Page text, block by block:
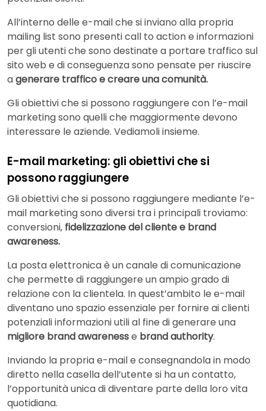
All’interno delle e-mail che si inviano alla propria
mailing list sono presenti call to action e informazioni
per gli utenti che sono destinate a portare traffico sul
sito web e di conseguenza sono pensate per riuscire
agenerare traffico e creare una comunità.
Gli obiettivi che si possono raggiungere con l’e-mail
marketing sono quelli che maggiormente devono
interessare le aziende. Vediamoli insieme.
E-mail marketing: gli obiettivi che si
possono raggiungere
Gli obiettivi che si possono raggiungere mediante l’e-
mail marketing sono diversi tra i principali troviamo:
conversioni, fidelizzazione del cliente e brand
awareness.
La posta elettronica è un canale di comunicazione
che permette di raggiungere un ampio grado di
relazione con la clientela. In quest’ambito le e-mail
diventano uno spazio essenziale per fornire ai clienti
potenziali informazioni utili al fine di generare una
migliore brand awarenesse brand authority.
Inviando la propria e-mail e consegnandola in modo
diretto nella casella dell’utente si ha un contatto,
l’opportunità unica di diventare parte della loro vita
quotidiana.